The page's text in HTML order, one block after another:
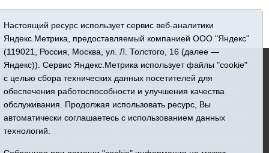
16+ © 2015-2026 Сетевое издание «Новости Юргинского
Регистрационный номер СМИ ЭЛ № ФС 77 - 66052 выдан
Федеральной службой по надзору в сфере связи,
Настоящий ресурс использует сервис веб-аналитики
Яндекс.Метрика, предоставляемый компанией ООО "Яндекс"
(119021, Россия, Москва, ул. Л. Толстого, 16 (далее —
Яндекс)). Сервис Яндекс.Метрика использует файлы "cookie"
с целью сбора технических данных посетителей для
обеспечения работоспособности и улучшения качества
обслуживания. Продолжая использовать ресурс, Вы
автоматически соглашаетесь с использованием данных
технологий.